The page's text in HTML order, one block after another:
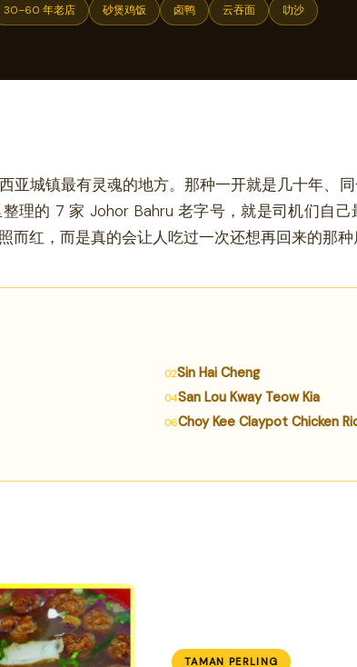
30–60 年老店 砂煲鸡饭 卤鸭 云吞面 叻沙
亚城镇最有灵魂的地方。那种一开就是几十年、
理的 7 家 Johor Bahru 老字号，就是司机们自
而红，而是真的会让人吃过一次还想再回来的那种
Sin Hai Cheng
San Lou Kway Teow Kia
Choy Kee Claypot Chicken
TAMAN PERLING